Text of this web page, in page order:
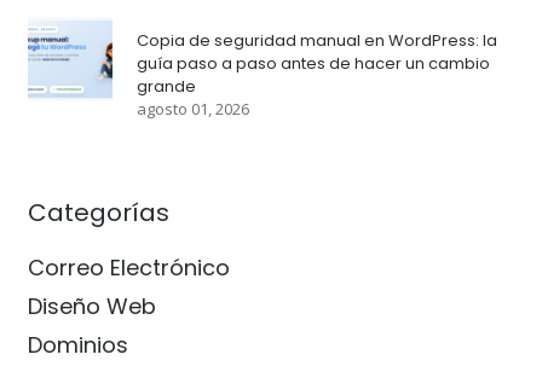
Copia de seguridad manual en WordPress: la
guía paso a paso antes de hacer un cambio
grande
agosto 01, 2026
Categorías
Correo Electrónico
Diseño Web
Dominios